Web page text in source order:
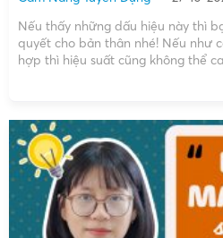
Nếu thấy những dấu hiệu này thì
quyết cho bản thân nhé! Nếu như
hợp thì hiệu suất cũng không thể